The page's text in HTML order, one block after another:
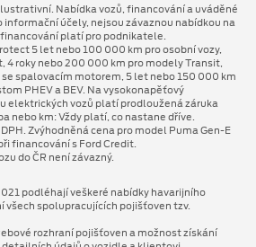
Nabídka vozů, financování a uváděné
informační účely, nejsou závaznou nabídkou na
platí pro podnikatele.
5 let nebo 100 000 km pro osobní vozy,
4 roky nebo 200 000 km pro modely Transit,
se spalovacím motorem, 5 let nebo 150 000 km
PHEV a BEV. Na vysokonapěťový
elektrických vozů platí prodloužená záruka
nebo km: Vždy platí, co nastane dříve.
Zvýhodněná cena pro model Puma Gen⁠-⁠E
financování s Ford Credit.
do ČR není závazný.
podléhají veškeré nabídky havarijního
všech spolupracujících pojišťoven tzv.
rozhraní pojišťoven a možnost získání